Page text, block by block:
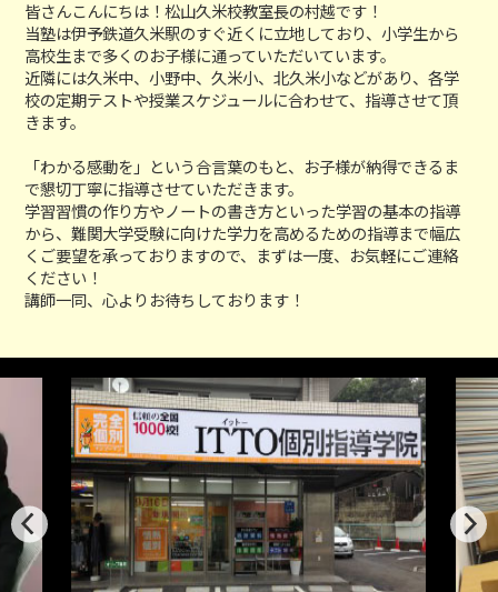
皆さんこんにちは！松山久米校教室長の村越です！
当塾は伊予鉄道久米駅のすぐ近くに立地しており、小学生から
高校生まで多くのお子様に通っていただいています。
近隣には久米中、小野中、久米小、北久米小などがあり、各学
校の定期テストや授業スケジュールに合わせて、指導させて頂
きます。
「わかる感動を」という合言葉のもと、お子様が納得できるま
で懇切丁寧に指導させていただきます。
学習習慣の作り方やノートの書き方といった学習の基本の指導
から、難関大学受験に向けた学力を高めるための指導まで幅広
くご要望を承っておりますので、まずは一度、お気軽にご連絡
ください！
講師一同、心よりお待ちしております！